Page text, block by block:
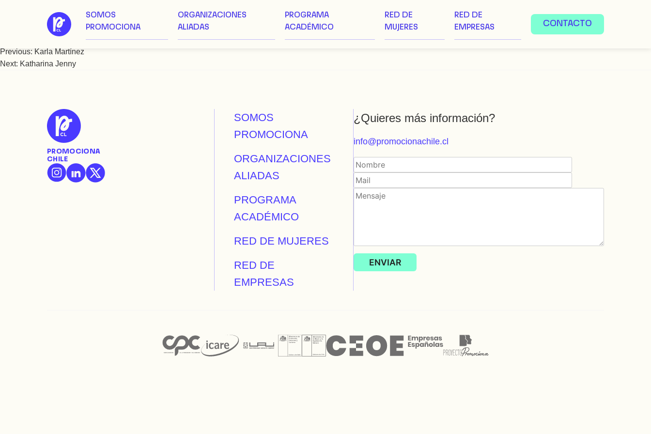
SOMOS
PROMOCIONA
ORGANIZACIONES
ALIADAS
PROGRAMA
ACADÉMICO
RED DE
MUJERES
RED DE
EMPRESAS
CONTACTO
Karla Osorio
Navegación
Previous: Karla Martínez
Next: Katharina Jenny
PROMOCIONA
CHILE
SOMOS
PROMOCIONA
ORGANIZACIONES
ALIADAS
PROGRAMA
ACADÉMICO
RED DE MUJERES
RED DE
EMPRESAS
¿Quieres más información?
info@promocionachile.cl